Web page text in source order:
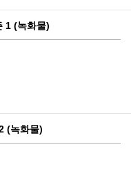
1 (녹화물)
(녹화물)